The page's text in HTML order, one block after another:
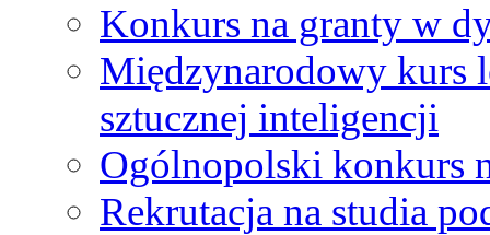
Konkurs na granty w
Międzynarodowy kurs
sztucznej inteligencji
Ogólnopolski konkurs
Rekrutacja na studia